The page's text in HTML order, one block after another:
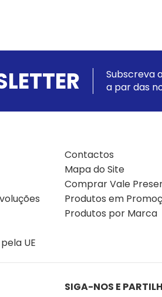
Subscreva
a par das
UE
Contactos
Mapa do Site
Comprar Vale
Produtos em
Produtos por Marca
SIGA-NOS E